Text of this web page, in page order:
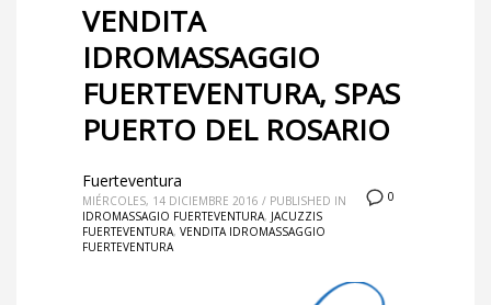
VENDITA
IDROMASSAGGIO
FUERTEVENTURA, SPAS
PUERTO DEL ROSARIO
0
Fuerteventura
MIÉRCOLES, 14 DICIEMBRE 2016 / PUBLISHED IN
IDROMASSAGIO FUERTEVENTURA, JACUZZIS
FUERTEVENTURA, VENDITA IDROMASSAGGIO
FUERTEVENTURA